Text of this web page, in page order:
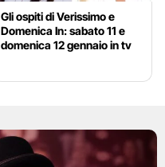
Gli ospiti di Verissimo e
Domenica In: sabato 11 e
domenica 12 gennaio in tv